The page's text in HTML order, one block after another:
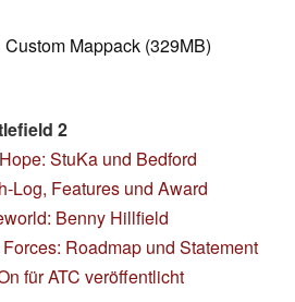
Mappack (329MB)
2
StuKa und Bedford
Log, Features und Award
Benny Hillfield
Roadmap und Statement
für ATC veröffentlicht